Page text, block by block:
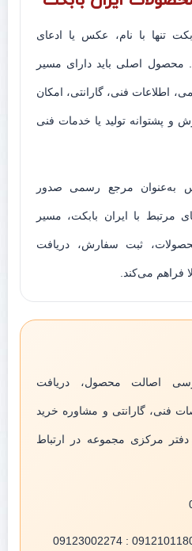
تنها با نام، عکس یا ادعای
اصلی باید دارای مسیر
فنی، گارانتی، امکان
و پشتوانه تولید یا خدمات فنی
به‌عنوان مرجع رسمی صدور
مرتبط با ایران بابکت، مسیر
ثبت سفارش، دریافت
فراهم می‌کند.
اصالت محصول، دریافت
فنی، گارانتی و مشاوره خرید
دفتر مرکزی مجموعه در ارتباط